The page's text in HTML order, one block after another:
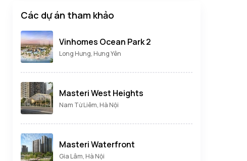
Các dự án tham khảo
Vinhomes Ocean Park 2
Long Hưng, Hưng Yên
Masteri West Heights
Nam Từ Liêm, Hà Nội
Masteri Waterfront
Gia Lâm, Hà Nội